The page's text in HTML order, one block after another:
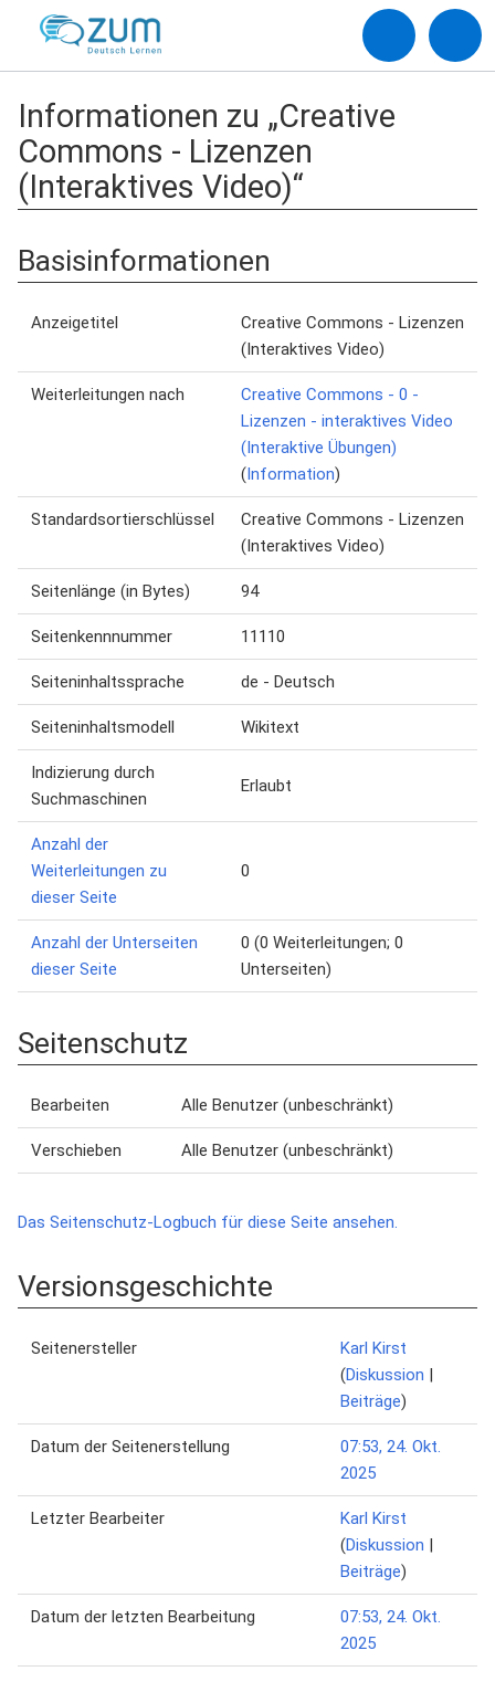
Informationen zu „Creative
Commons - Lizenzen
(Interaktives Video)“
Basisinformationen
Anzeigetitel
Creative Commons - Lizenzen
(Interaktives Video)
Weiterleitungen nach
Creative Commons - 0 -
Lizenzen - interaktives Video
(Interaktive Übungen)
(Information)
Standardsortierschlüssel
Creative Commons - Lizenzen
(Interaktives Video)
Seitenlänge (in Bytes) 94
Seitenkennnummer 11110
Seiteninhaltssprache de - Deutsch
Seiteninhaltsmodell Wikitext
Indizierung durch
Suchmaschinen
Erlaubt
Anzahl der
Weiterleitungen zu
dieser Seite
0
Anzahl der Unterseiten
dieser Seite
0 (0 Weiterleitungen; 0
Unterseiten)
Seitenschutz
Bearbeiten Alle Benutzer (unbeschränkt)
Verschieben Alle Benutzer (unbeschränkt)
Das Seitenschutz-Logbuch für diese Seite ansehen.
Versionsgeschichte
Seitenersteller
Karl Kirst
(Diskussion |
Beiträge)
Datum der Seitenerstellung
07:53, 24. Okt.
2025
Letzter Bearbeiter
Karl Kirst
(Diskussion |
Beiträge)
Datum der letzten Bearbeitung
07:53, 24. Okt.
2025